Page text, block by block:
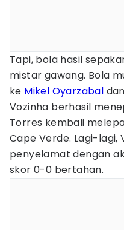
Tapi, bola hasil
mistar gawang. Bola
ke Mikel Oyarzabal
Vozinha berhasil
Torres kembali
Cape Verde. Lagi-lagi,
penyelamat dengan
skor 0-0 bertahan.